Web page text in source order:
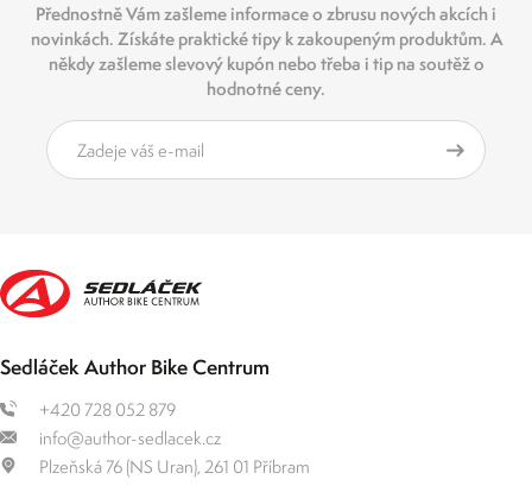
Přednostně Vám zašleme informace o zbrusu nových akcích i
novinkách. Získáte praktické tipy k zakoupeným produktům. A
někdy zašleme slevový kupón nebo třeba i tip na soutěž o
hodnotné ceny.
Sedláček Author Bike Centrum
+420 728 052 879
info@author-sedlacek.cz
Plzeňská 76 (NS Uran), 261 01 Příbram